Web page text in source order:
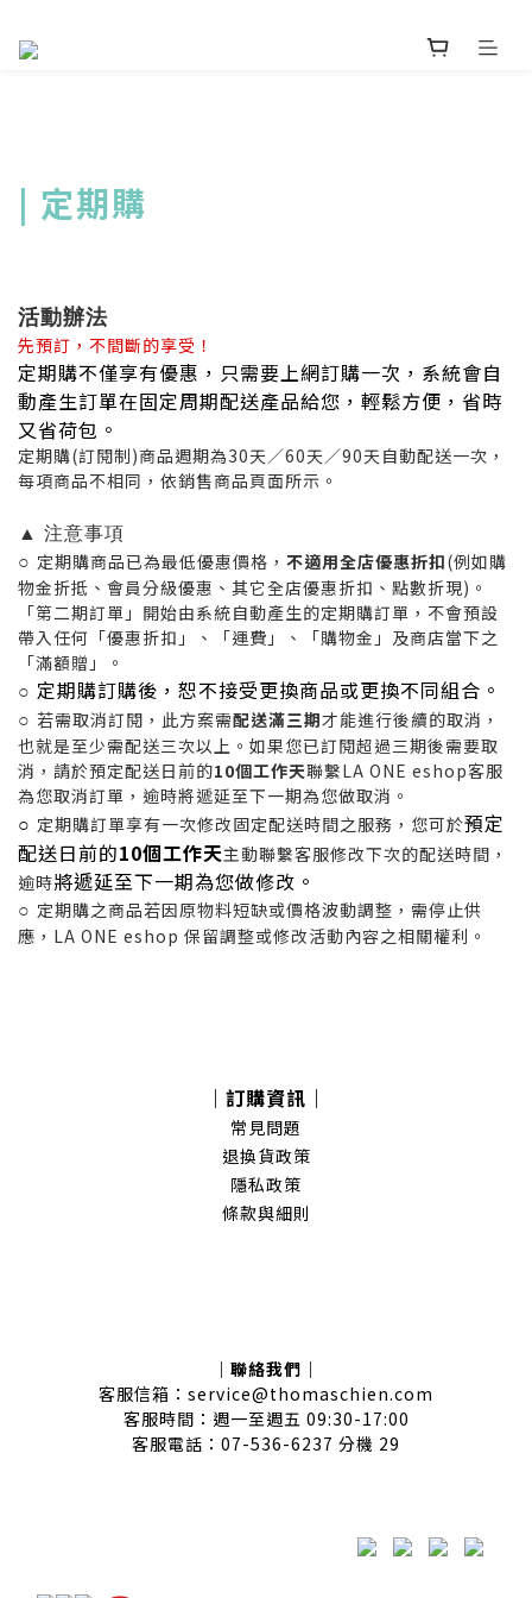
| 定期購
活動辦法
先預訂，不間斷的享受！
定期購不僅享有優惠，只需要上網訂購一次，系統會自
動產生訂單在固定周期配送產品給您，輕鬆方便，省時
又省荷包。
定期購(訂閱制)商品週期為30天／60天／90天自動配送一次，
每項商品不相同，依銷售商品頁面所示。
▲ 注意事項
○ 定期購商品已為最低優惠價格， 不適用全店優惠折扣(例如購
物金折抵、會員分級優惠、其它全店優惠折扣、點數折現)。
「第二期訂單」開始由系統自動產生的定期購訂單，不會預設
帶入任何「優惠折扣」、「運費」、「購物金」及商店當下之
「滿額贈」。
○ 定期購訂購後，恕不接受更換商品或更換不同組合。
○ 若需取消訂閱，此方案需配送滿三期才能進行後續的取消，
也就是至少需配送三次以上。如果您已訂閱超過三期後需要取
消，請於預定配送日前的10個工作天聯繫LA ONE eshop客服
為您取消訂單，逾時將遞延至下一期為您做取消。
○ 定期購訂單享有一次修改固定配送時間之服務，您可於預定
配送日前的10個工作天主動聯繫客服修改下次的配送時間，
逾時將遞延至下一期為您做修改。
○ 定期購之商品若因原物料短缺或價格波動調整，需停止供
應，LA ONE eshop 保留調整或修改活動內容之相關權利。
｜訂購資訊｜
常見問題
退換貨政策
隱私政策
條款與細則
｜聯絡我們｜
客服信箱：service@thomaschien.com
客服時間：週一至週五 09:30-17:00
客服電話：07-536-6237 分機 29